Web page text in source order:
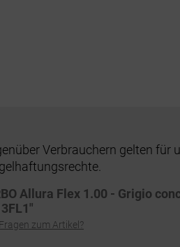
Verbrauchern gelten für
Allura Flex 1.00 - Grigio
Fragen zum Artikel?